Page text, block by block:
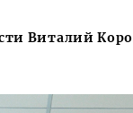
Виталий